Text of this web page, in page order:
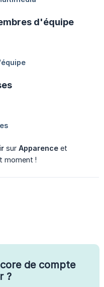
d'équipe
sur Apparence et
moment !
de compte
?